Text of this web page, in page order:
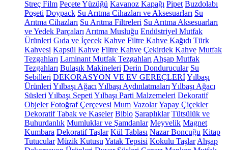
Streç Film Peçete Yüzüğü Kavanoz Kapağı Pipet Buzdolabı
Poşeti Doypack Su Arıtma Cihazları ve Aksesuarları Su
Arıtma Cihazları Su Arıtma Filtreleri Su Arıtma Aksesuarları
ve Yedek Parçaları Arıtma Musluğu Endüstriyel Mutfak
Ürünleri Gıda ve İçecek Kahve Filtre Kahve Kağıdı Türk
Kahvesi Kapsül Kahve Filtre Kahve Çekirdek Kahve Mutfak
Tezgahları Laminant Mutfak Tezgahları Ahşap Mutfak
Tezgahları Bulaşık Makineleri Derin Dondurucular Su
Sebilleri DEKORASYON VE EV GEREÇLERİYılbaşı
Ürünleri Yılbaşı Ağacı Yılbaşı Aydınlatmaları Yılbaşı Ağacı
Süsleri Yılbaşı Sepeti Yılbaşı Parti Malzemeleri Dekoratif
Objeler Fotoğraf Çerçevesi Mum VazolarYapay Çiçekler
Dekoratif Tabak ve Kaseler Biblo Şaraplıklar Tütsülük ve
Buhurdanlık Mumluklar ve Şamdanlar Meyvelik Magnet
Kumbara Dekoratif Taşlar Kül Tablası Nazar Boncuğu Kitap
Tutucular Müzik Kutusu Yatak Tepsisi Kokulu Taşlar Ahşap